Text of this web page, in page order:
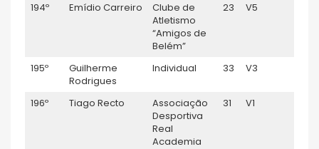
194º Emídio Carreiro
Clube de
Atletismo
“Amigos de
Belém”
23 V5
195º
Guilherme
Rodrigues
Individual 33 V3
196º Tiago Recto
Associação
Desportiva
Real
Academia
31 V1